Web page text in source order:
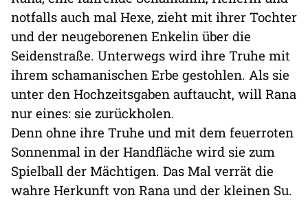
notfalls auch mal Hexe, zieht mit ihrer Tochter
und der neugeborenen Enkelin über die
Seidenstraße. Unterwegs wird ihre Truhe mit
ihrem schamanischen Erbe gestohlen. Als sie
unter den Hochzeitsgaben auftaucht, will Rana
nur eines: sie zurückholen.
Denn ohne ihre Truhe und mit dem feuerroten
Sonnenmal in der Handfläche wird sie zum
Spielball der Mächtigen. Das Mal verrät die
wahre Herkunft von Rana und der kleinen Su.